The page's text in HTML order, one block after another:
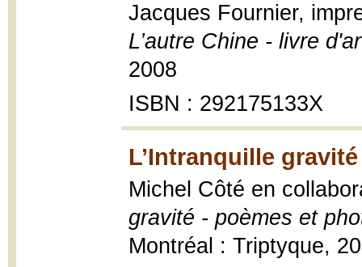
Jacques Fournier,
L’autre Chine - livre
2008
ISBN : 292175133X
L’Intranquille gravité
Michel Côté en
gravité - poèmes et
Montréal : Triptyque,